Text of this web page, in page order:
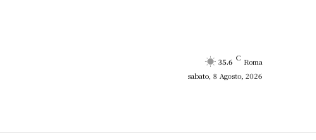
35.6 C Roma
sabato, 8 Agosto, 2026